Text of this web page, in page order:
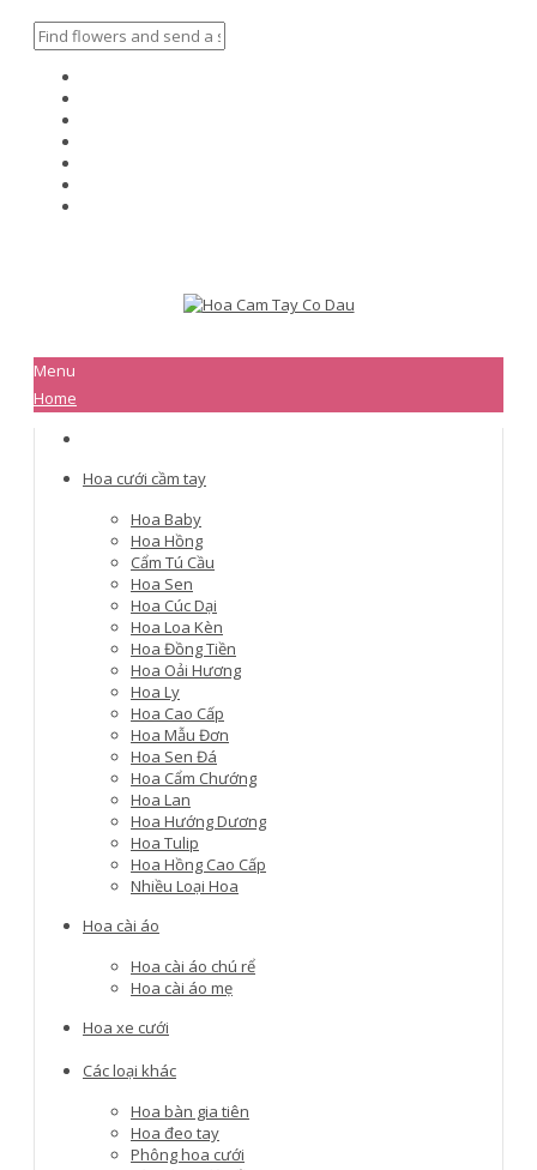
Menu
Home
Hoa cưới cầm tay
Hoa Baby
Hoa Hồng
Cẩm Tú Cầu
Hoa Sen
Hoa Cúc Dại
Hoa Loa Kèn
Hoa Đồng Tiền
Hoa Oải Hương
Hoa Ly
Hoa Cao Cấp
Hoa Mẫu Đơn
Hoa Sen Đá
Hoa Cẩm Chướng
Hoa Lan
Hoa Hướng Dương
Hoa Tulip
Hoa Hồng Cao Cấp
Nhiều Loại Hoa
Hoa cài áo
Hoa cài áo chú rể
Hoa cài áo mẹ
Hoa xe cưới
Các loại khác
Hoa bàn gia tiên
Hoa đeo tay
Phông hoa cưới